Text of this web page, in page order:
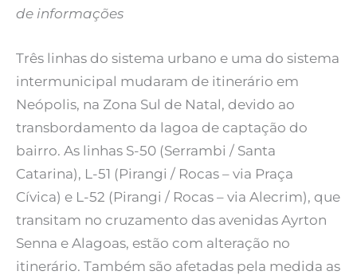
de informações
Três linhas do sistema urbano e uma do sistema
intermunicipal mudaram de itinerário em
Neópolis, na Zona Sul de Natal, devido ao
transbordamento da lagoa de captação do
bairro. As linhas S-50 (Serrambi / Santa
Catarina), L-51 (Pirangi / Rocas – via Praça
Cívica) e L-52 (Pirangi / Rocas – via Alecrim), que
transitam no cruzamento das avenidas Ayrton
Senna e Alagoas, estão com alteração no
itinerário. Também são afetadas pela medida as